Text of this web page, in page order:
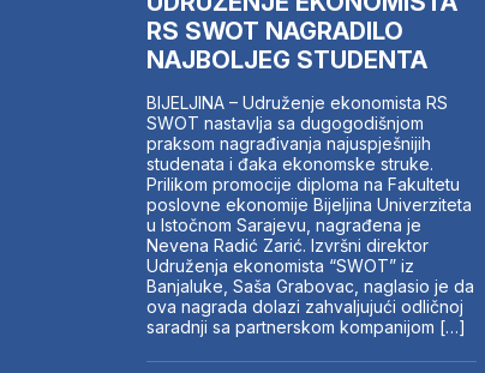
RS SWOT NAGRADILO
NAJBOLJEG STUDENTA
BIJELJINA – Udruženje ekonomista RS
SWOT nastavlja sa dugogodišnjom
praksom nagrađivanja najuspješnijih
studenata i đaka ekonomske struke.
Prilikom promocije diploma na Fakultetu
poslovne ekonomije Bijeljina Univerziteta
u Istočnom Sarajevu, nagrađena je
Nevena Radić Zarić. Izvršni direktor
Udruženja ekonomista “SWOT” iz
Banjaluke, Saša Grabovac, naglasio je da
ova nagrada dolazi zahvaljujući odličnoj
saradnji sa partnerskom kompanijom […]